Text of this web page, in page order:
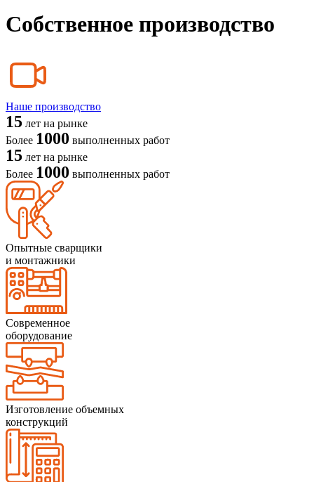
Собственное производство
Наше производство
15 лет на рынке
Более 1000 выполненных работ
15 лет на рынке
Более 1000 выполненных работ
Опытные сварщики
и монтажники
Современное
оборудование
Изготовление объемных
конструкций